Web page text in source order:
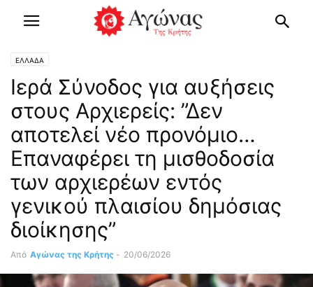
ΕΛΛΑΔΑ
Ιερά Σύνοδος για αυξήσεις
στους Αρχιερείς: ”Δεν
αποτελεί νέο προνόμιο…
Επαναφέρει τη μισθοδοσία
των αρχιερέων εντός
γενικού πλαισίου δημόσιας
διοίκησης”
Από Αγώνας της Κρήτης - 20/06/2026